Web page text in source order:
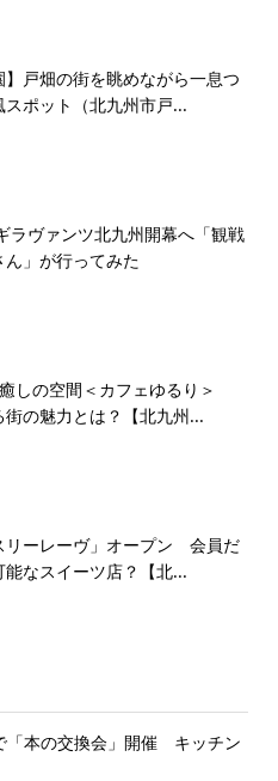
】戸畑の街を眺めながら一息つ
スポット（北九州市戸...
ラヴァンツ北九州開幕へ「観戦
ん」が行ってみた
しの空間＜カフェゆるり＞
街の魅力とは？【北九州...
リーレーヴ」オープン 会員だ
能なスイーツ店？【北...
「本の交換会」開催 キッチン